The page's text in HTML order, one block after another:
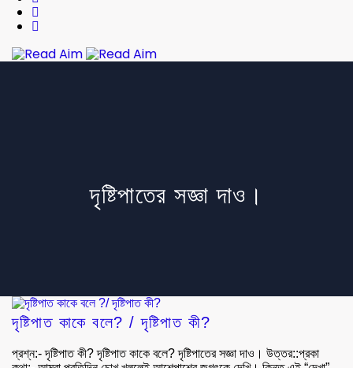
Read Aim
দৃষ্টিপাতের সজ্ঞা দাও।
দৃষ্টিপাত কাকে বলে? / দৃষ্টিপাত কী?
প্রশ্ন:- দৃষ্টিপাত কী? দৃষ্টিপাত কাকে বলে? দৃষ্টিপাতের সজ্ঞা দাও। উত্তর::প্রকা